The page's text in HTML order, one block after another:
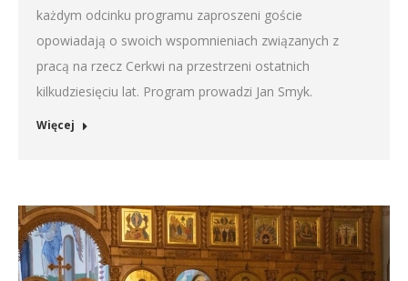
każdym odcinku programu zaproszeni goście
opowiadają o swoich wspomnieniach związanych z
pracą na rzecz Cerkwi na przestrzeni ostatnich
kilkudziesięciu lat. Program prowadzi Jan Smyk.
Więcej